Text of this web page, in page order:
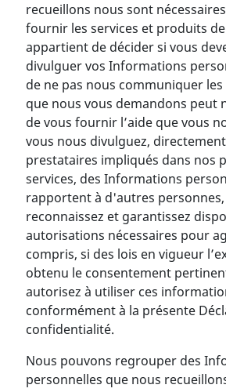
recueillons nous sont
fournir les services et produits
appartient de décider si vous
divulguer vos Informations
de ne pas nous communiquer
que nous vous demandons peut
de vous fournir l’aide que vous
vous nous divulguez,
prestataires impliqués dans nos
services, des Informations
rapportent à d'autres personnes,
reconnaissez et garantissez
autorisations nécessaires pour
compris, si des lois en vigueur
obtenu le consentement
autorisez à utiliser ces
conformément à la présente
confidentialité.
Nous pouvons regrouper des
personnelles que nous